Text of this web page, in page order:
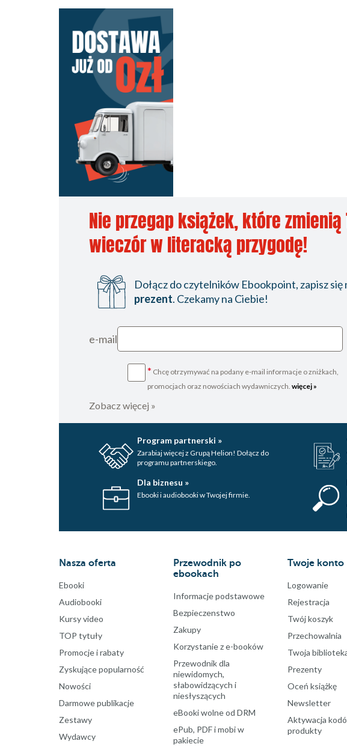
Nie przegap książek, które zmienią
wieczór w literacką przygodę!
Dołącz do czytelników Ebookpoint, zapisz
prezent. Czekamy na Ciebie!
e-mail
* Chcę otrzymywać na podany e-mail informacje o zniżkach,
promocjach oraz nowościach wydawniczych. więcej »
Zobacz więcej »
Program partnerski »
Zarabiaj więcej z Grupą Helion! Dołącz do
programu partnerskiego.
Dla biznesu »
Ebooki i audiobooki w Twojej firmie.
Nasza oferta
Ebooki
Audiobooki
Kursy video
TOP tytuły
Promocje i rabaty
Zyskujące popularność
Nowości
Darmowe publikacje
Zestawy
Wydawcy
Przewodnik po
ebookach
Informacje podstawowe
Bezpieczenstwo
Zakupy
Korzystanie z e-booków
Przewodnik dla
niewidomych,
słabowidzących i
niesłyszących
eBooki wolne od DRM
ePub, PDF i mobi w
pakiecie
Twoje konto
Logowanie
Rejestracja
Twój koszyk
Przechowalnia
Twoja
Prezenty
Oceń książkę
Newsletter
Aktywacja
produkty